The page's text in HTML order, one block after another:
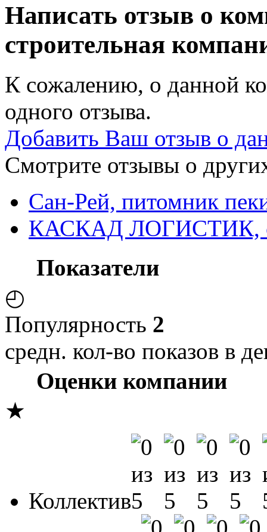
Написать отзыв о
строительная
К сожалению, о данной
одного отзыва.
Добавить Ваш отзыв о
Смотрите отзывы о
Сан-Рей, питомник
КАСКАД ЛОГИСТИК,
Показатели
◴
Популярность 2
средн. кол-во показов в
Оценки компании
★
Коллектив